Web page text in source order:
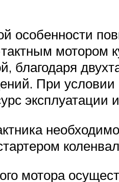
особенности
мотором
благодаря
При условии
мотора